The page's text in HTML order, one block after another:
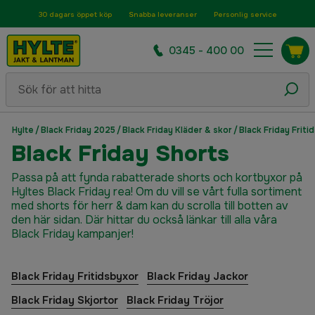
30 dagars öppet köp Snabba leveranser Personlig service
0345 - 400 00
Hylte /Black Friday 2025 /Black Friday Kläder & skor/Black Friday
Black Friday Shorts
Passa på att fynda rabatterade shorts och kortbyxor på
Hyltes Black Friday rea! Om du vill se vårt fulla sortiment
med shorts för herr & dam kan du scrolla till botten av
den här sidan. Där hittar du också länkar till alla våra
Black Friday kampanjer!
Black Friday Fritidsbyxor
Black Friday Jackor
Black Friday Skjortor
Black Friday Tröjor